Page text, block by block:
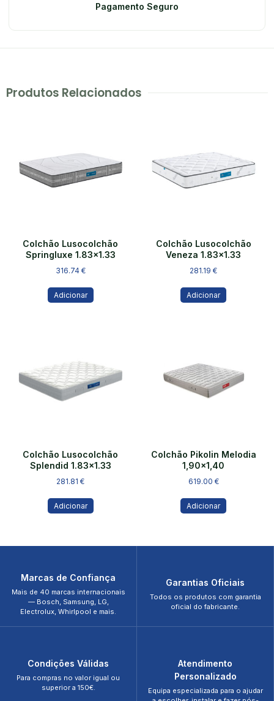
Pagamento Seguro
Produtos Relacionados
Colchão Lusocolchão
Springluxe 1.83×1.33
316.74 €
Adicionar
Colchão Lusocolchão
Veneza 1.83×1.33
281.19€
Adicionar
Colchão Lusocolchão
Splendid 1.83×1.33
281.81€
Adicionar
Colchão Pikolin Melodia
1,90×1,40
619.00 €
Adicionar
Marcas de Confiança
Mais de 40 marcas internacionais
— Bosch, Samsung, LG,
Electrolux, Whirlpool e mais.
Garantias Oficiais
Todos os produtos com garantia
oficial do fabricante.
Condições Válidas
Para compras no valor igual ou
superior a 150€.
Atendimento
Personalizado
Equipa especializada para o ajudar